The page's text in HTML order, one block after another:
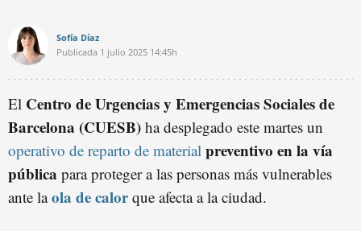
Sofía Díaz
Publicada 1 julio 2025 14:45h
El Centro de Urgencias y Emergencias Sociales de
Barcelona (CUESB) ha desplegado este martes un
operativo de reparto de material preventivo en la vía
pública para proteger a las personas más vulnerables
ante la ola de calorque afecta a la ciudad.